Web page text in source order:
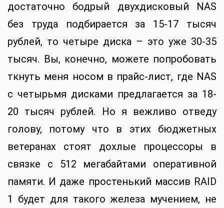
достаточно бодрый двухдисковый NAS
без труда подбирается за 15-17 тысяч
рублей, то четыре диска – это уже 30-35
тысяч. Вы, конечно, можете попробовать
ткнуть меня носом в прайс-лист, где NAS
с четырьмя дисками предлагается за 18-
20 тысяч рублей. Но я вежливо отведу
голову, потому что в этих бюджетных
ветеранах стоят дохлые процессоры в
связке с 512 мегабайтами оперативной
памяти. И даже простенький массив RAID
1 будет для такого железа мучением, не